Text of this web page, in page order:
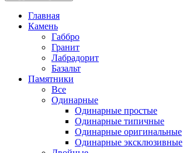
Главная
Камень
Габбро
Гранит
Лабрадорит
Базальт
Памятники
Все
Одинарные
Одинарные простые
Одинарные типичные
Одинарные оригинальные
Одинарные эксклюзивные